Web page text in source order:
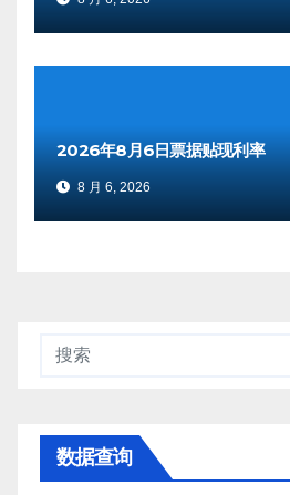
2026年8月6日票据贴现利率
8 月 6, 2026
数据查询